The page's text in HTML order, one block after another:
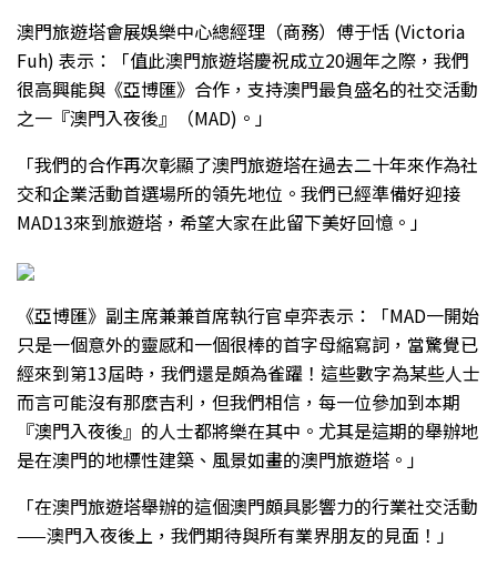
澳門旅遊塔會展娛樂中心總經理（商務）傅于恬 (Victoria
Fuh) 表示：「值此澳門旅遊塔慶祝成立20週年之際，我們
很高興能與《亞博匯》合作，支持澳門最負盛名的社交活動
之一『澳門入夜後』（MAD)。」
「我們的合作再次彰顯了澳門旅遊塔在過去二十年來作為社
交和企業活動首選場所的領先地位。我們已經準備好迎接
MAD13來到旅遊塔，希望大家在此留下美好回憶。」
《亞博匯》副主席兼兼首席執行官卓弈表示：「MAD一開始
只是一個意外的靈感和一個很棒的首字母縮寫詞，當驚覺已
經來到第13屆時，我們還是頗為雀躍！這些數字為某些人士
而言可能沒有那麼吉利，但我們相信，每一位參加到本期
『澳門入夜後』的人士都將樂在其中。尤其是這期的舉辦地
是在澳門的地標性建築、風景如畫的澳門旅遊塔。」
「在澳門旅遊塔舉辦的這個澳門頗具影響力的行業社交活動
——澳門入夜後上，我們期待與所有業界朋友的見面！」